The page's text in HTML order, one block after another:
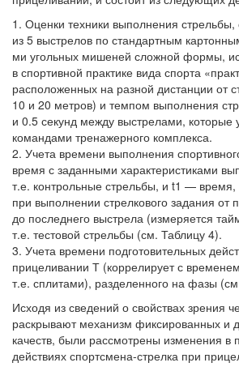
Оценки техники выполнения
из 5 выстрелов по стандартным
ми угольных мишеней сложной формы,
в спортивной практике вида спорта
расположенных на разной дистанции от
10 и 20 метров) и темпом выполнения
и 0.5 секунд между выстрелами, которые
командами тренажерного комплекса.
Учета времени выполнения
время с заданными характеристиками
т.е. контрольные стрельбы, и t1 — время,
при выполнении стрелкового задания от
до последнего выстрела (измеряется
т.е. тестовой стрельбы (см. Таблицу 4).
Учета времени подготовительных
прицеливании Т (коррелирует с
т.е. сплитами), разделенного на фазы
Исходя из сведений о свойствах зрения
раскрывают механизм фиксированных и
качеств, были рассмотрены изменения в
действиях спортсмена-стрелка при